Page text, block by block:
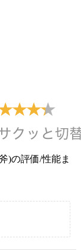
)の評価/性能ま